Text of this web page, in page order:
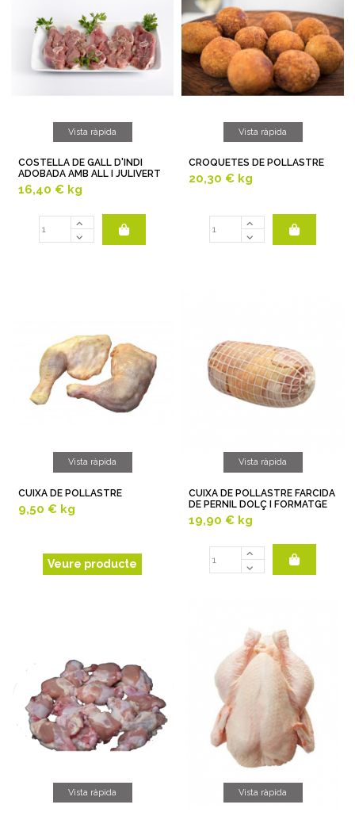
Vista ràpida
COSTELLA DE GALL D'INDI
ADOBADA AMB ALL I JULIVERT
16,40 € kg
Vista ràpida
CROQUETES DE POLLASTRE
20,30 € kg
Vista ràpida
CUIXA DE POLLASTRE
Veure producte
9,50 € kg
Vista ràpida
CUIXA DE POLLASTRE FARCIDA
DE PERNIL DOLÇ I FORMATGE
19,90 € kg
Vista ràpida Vista ràpida